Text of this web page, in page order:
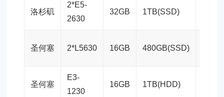
洛杉矶
2*E5-
2630
32GB 1TB(SSD)
圣何塞 2*L5630 16GB 480GB(SSD)
圣何塞
E3-
1230
16GB 1TB(HDD)